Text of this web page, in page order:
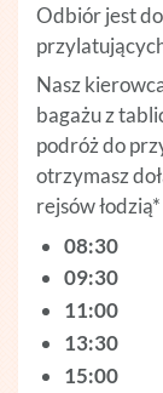
Odbiór jest
Nasz
bagażu z
podróż do
otrzymasz
rejsów
08:30
09:30
11:00
13:30
15:00